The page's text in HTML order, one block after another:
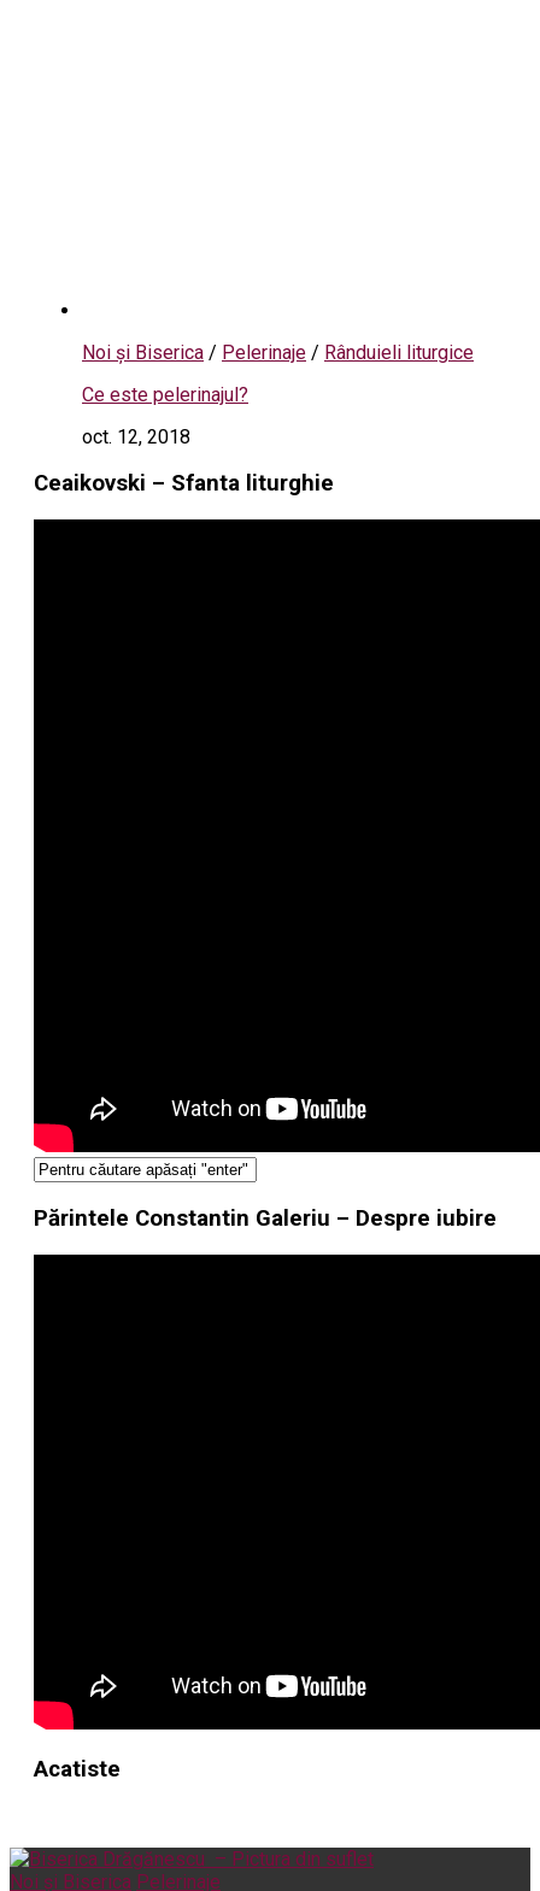
Noi și Biserica / Pelerinaje / Rânduieli liturgice
Ce este pelerinajul?
oct. 12, 2018
Ceaikovski – Sfanta liturghie
Părintele Constantin Galeriu – Despre iubire
Acatiste
Noi și Biserica Pelerinaje